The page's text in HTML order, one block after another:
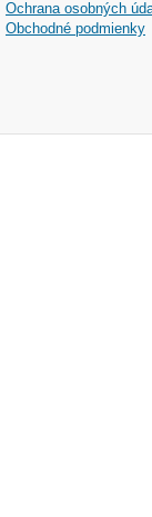
Ochrana osobných
Obchodné podmienky